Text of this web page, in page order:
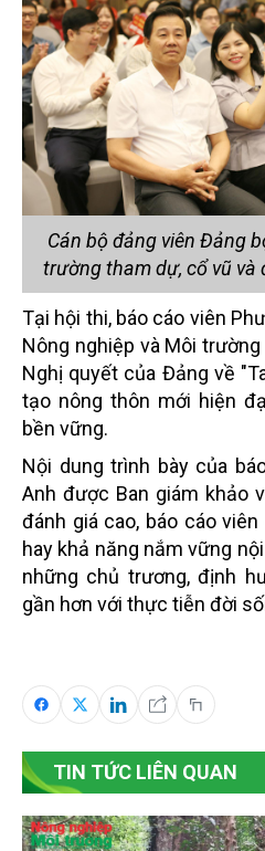
Cán bộ đảng viên Đảng
trường tham dự, cổ vũ và
Tại hội thi, báo cáo viên
Nông nghiệp và Môi
Nghị quyết của Đảng về
tạo nông thôn mới hiện
bền vững.
Nội dung trình bày của
Anh được Ban giám khảo
đánh giá cao, báo cáo
hay khả năng nắm vững
những chủ trương, định
gần hơn với thực tiễn đời
TIN TỨC LIÊN QUAN